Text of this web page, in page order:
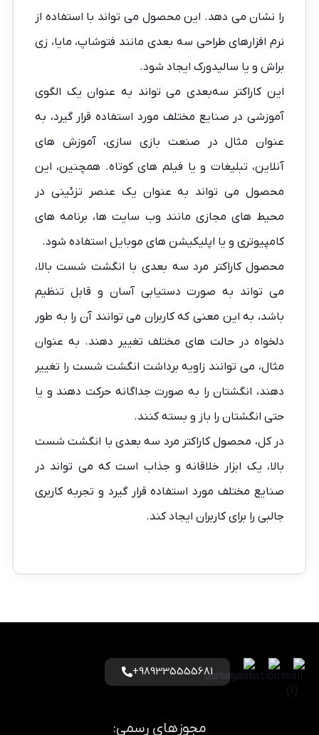
را نشان می دهد. این محصول می تواند با استفاده از
نرم افزارهای طراحی سه بعدی مانند فتوشاپ، مایا، زی
براش و یا سالیدورک ایجاد شود.
این کاراکتر سه‌بعدی می تواند به عنوان یک الگوی
آموزشی در صنایع مختلف مورد استفاده قرار گیرد، به
عنوان مثال در صنعت بازی سازی، آموزش های
آنلاین، تبلیغات و یا فیلم های کوتاه. همچنین، این
محصول می تواند به عنوان یک عنصر تزئینی در
محیط های مجازی مانند وب سایت ها، برنامه های
کامپیوتری و یا اپلیکیشن های موبایل استفاده شود.
محصول کاراکتر مرد سه بعدی با انگشت شست بالا،
می تواند به صورت دستیابی آسان و قابل تنظیم
باشد، به این معنی که کاربران می توانند آن را به طور
دلخواه در حالت های مختلف تغییر دهند. به عنوان
مثال، می توانند زاویه برداشت انگشت شست را تغییر
دهند، انگشتان را به صورت جداگانه حرکت دهند و یا
حتی انگشتان را باز و بسته کنند.
در کل، محصول کاراکتر مرد سه بعدی با انگشت شست
بالا، یک ابزار خلاقانه و جذاب است که می تواند در
صنایع مختلف مورد استفاده قرار گیرد و تجربه کاربری
جالبی را برای کاربران ایجاد کند.
989335555681+
مجوزهای رسمی: